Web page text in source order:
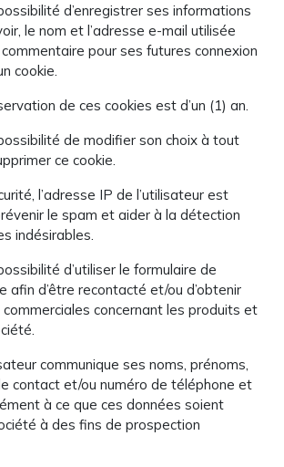
d’enregistrer ses informations
le nom et l’adresse e-mail utilisée
pour ses futures connexion
cookie.
de ces cookies est d’un (1) an.
de modifier son choix à tout
ce cookie.
l’adresse IP de l’utilisateur est
le spam et aider à la détection
indésirables.
d’utiliser le formulaire de
afin d’être recontacté et/ou d’obtenir
concernant les produits et
communique ses noms, prénoms,
contact et/ou numéro de téléphone et
à ce que ces données soient
à des fins de prospection